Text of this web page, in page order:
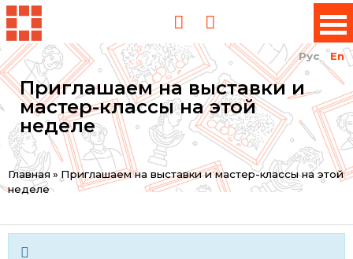
Рус En
Приглашаем на выставки и
мастер-классы на этой
неделе
You
are
here
Главная » Приглашаем на выставки и мастер-классы на этой
неделе